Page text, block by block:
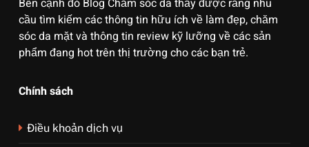
Bên cạnh đó Blog Chăm sóc da thấy được rằng nhu
cầu tìm kiếm các thông tin hữu ích về làm đẹp, chăm
sóc da mặt và thông tin review kỹ lưỡng về các sản
phẩm đang hot trên thị trường cho các bạn trẻ.
Chính sách
Điều khoản dịch vụ